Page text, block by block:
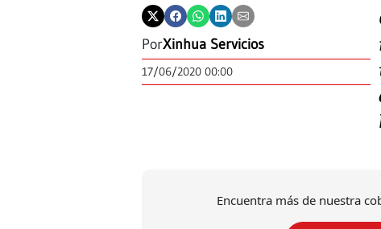
PorXinhua Servicios
17/06/2020 00:00
Encuentra más de nuestra